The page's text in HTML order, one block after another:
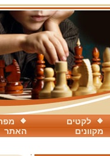
האתר
לקטים
מקוונים